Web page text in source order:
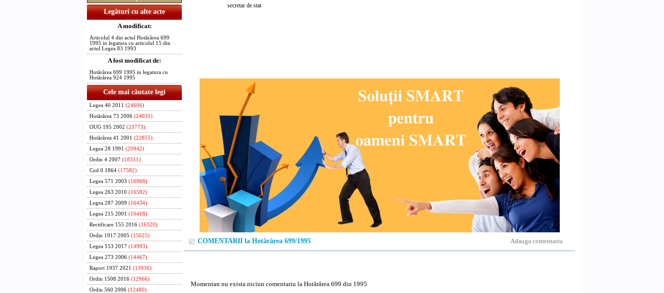
Legături cu alte acte
A modificat:
Articolul 4 din actul Hotărârea 699
1995 in legatura cu articolul 15 din
actul Legea 83 1993
A fost modificat de:
Hotărârea 699 1995 in legatura cu
Hotărârea 924 1995
Cele mai căutate legi
Legea 40 2011 (24606)
Hotărârea 73 2006 (24031)
OUG 195 2002 (23773)
Hotărârea 41 2001 (22855)
Legea 28 1991 (20942)
Ordin 4 2007 (18311)
Cod 0 1864 (17582)
Legea 571 2003 (16968)
Legea 263 2010 (16592)
Legea 287 2009 (16434)
Legea 215 2001 (16418)
Rectificare 155 2016 (16320)
Ordin 1917 2005 (15025)
Legea 153 2017 (14993)
Legea 273 2006 (14467)
Raport 1937 2021 (13936)
Ordin 1508 2016 (12966)
Ordin 560 2006 (12480)
secretar de stat
Adauga comentariu
COMENTARII la Hotărârea 699/1995
Momentan nu exista niciun comentariu la Hotărârea 699 din 1995